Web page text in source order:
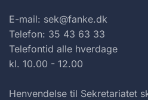
E-mail: sek@fanke.dk
Telefon: 35 43 63 33
Telefontid alle hverdage
kl. 10.00 - 12.00
Henvendelse til Sekretariatet